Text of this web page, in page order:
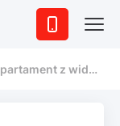
z widokiem na morze i góry